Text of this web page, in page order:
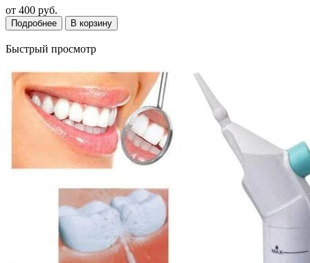
от 400 руб.
Подробнее В корзину
Быстрый просмотр